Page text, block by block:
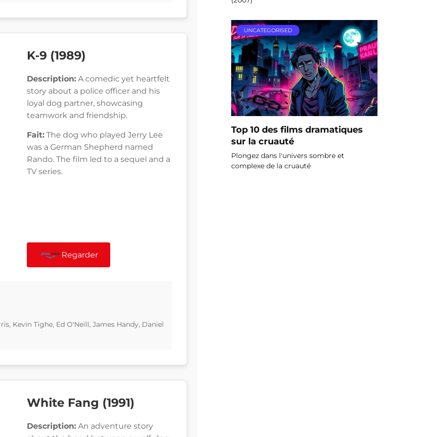
K-9 (1989)
Description: A comedic yet heartfelt
story about a police officer and his
loyal dog partner, showcasing
teamwork and friendship.
Fait: The dog who played Jerry Lee
was a German Shepherd named
Rando. The film led to a sequel and a
TV series.
Regarder
Kevin Tighe, Ed O'Neill, James Handy, Daniel
White Fang (1991)
Description: An adventure story
UNCATEGORISED
Top 10 des films dramatiques
sur la cruauté
Plongez dans l'univers sombre et
complexe de la cruauté